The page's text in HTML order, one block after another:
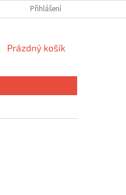
Přihlášení
NÁKUPNÍ
Prázdný košík